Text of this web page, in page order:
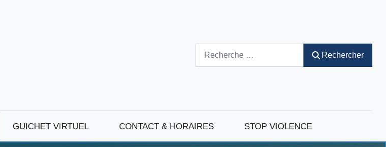
Rechercher
GUICHET VIRTUEL CONTACT & HORAIRES STOP VIOLENCE